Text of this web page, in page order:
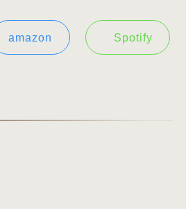
amazon Spotify